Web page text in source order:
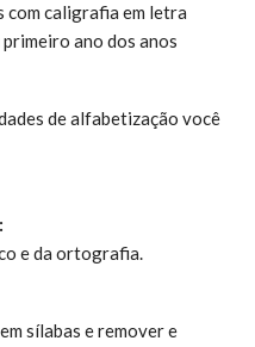
caligrafia em letra
ano dos anos
de alfabetização você
e da ortografia.
sílabas e remover e